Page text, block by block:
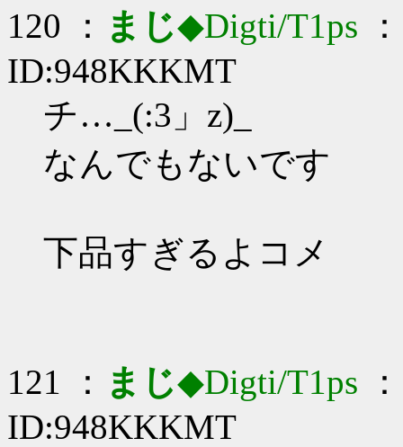
120 ： まじ◆Digti/T1ps
ID:948KKKMT
チ…_(:3」z)_
なんでもないです
下品すぎるよコメ
121 ： まじ◆Digti/T1ps
ID:948KKKMT